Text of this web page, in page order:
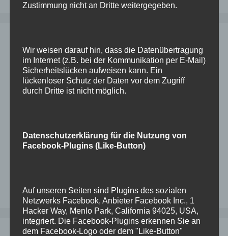
Schlagwörter
apache asr asrmanager check citrix compression controlfile
Datapump DB19c dbsat EnterpriseEdition
ords OTP password passwörter PLS-00201 Probleme rman
Zustimmung nicht an Dritte weitergegeben.
Wir weisen darauf hin, dass die Datenübertragung
im Internet (z.B. bei der Kommunikation per E-Mail)
Sicherheitslücken aufweisen kann. Ein
lückenloser Schutz der Daten vor dem Zugriff
durch Dritte ist nicht möglich.
Datenschutzerklärung für die Nutzung von
Facebook-Plugins (Like-Button)
Auf unseren Seiten sind Plugins des sozialen
Netzwerks Facebook, Anbieter Facebook Inc., 1
Hacker Way, Menlo Park, California 94025, USA,
integriert. Die Facebook-Plugins erkennen Sie an
dem Facebook-Logo oder dem "Like-Button"